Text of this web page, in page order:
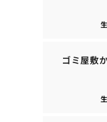
ゴミ屋敷